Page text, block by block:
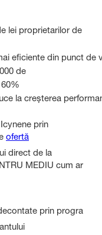
lei proprietarilor de
eficiente din punct de
de
la creșterea
prin
ofertă
direct de la
MEDIU cum ar
prin progra